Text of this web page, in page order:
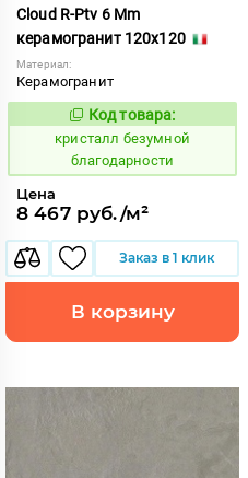
Cloud R-Ptv 6 Mm
керамогранит 120x120
Материал:
Керамогранит
827253
Код товара:
кристалл безумной
благодарности
Цена
8 467 руб./м²
Заказ в 1 клик
В корзину